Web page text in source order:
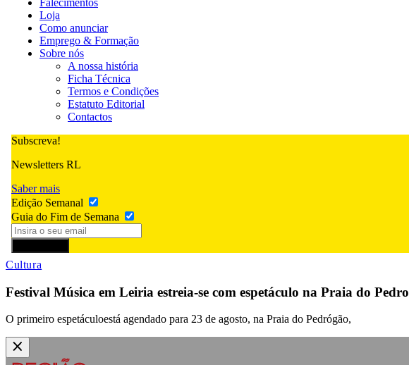
Loja
Como anunciar
Emprego & Formação
Sobre nós
A nossa história
Ficha Técnica
Termos e Condições
Estatuto Editorial
Contactos
Subscreva!
Newsletters RL
Saber mais
Edição Semanal
Guia do Fim de Semana
Cultura
Festival Música em Leiria estreia-se com espetáculo na Praia do
O primeiro espetáculoestá agendado para 23 de agosto, na Praia do Pedrógão,